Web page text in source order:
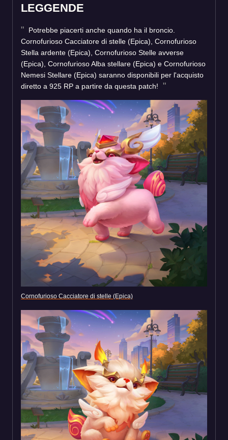
LEGGENDE
Potrebbe piacerti anche quando ha il broncio.
Cornofurioso Cacciatore di stelle (Epica), Cornofurioso
Stella ardente (Epica), Cornofurioso Stelle avverse
(Epica), Cornofurioso Alba stellare (Epica) e Cornofurioso
Nemesi Stellare (Epica) saranno disponibili per l'acquisto
diretto a 925 RP a partire da questa patch!
Cornofurioso Cacciatore di stelle (Epica)